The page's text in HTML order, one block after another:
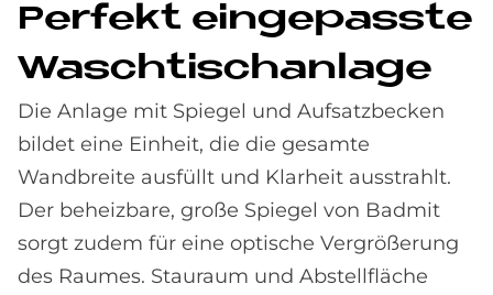
Per­fe­kt ein­ge­passte
Wasch­ti­sch­an­la­ge
Die Anlage mit Spiegel und Aufsatzbecken
bildet eine Einheit, die die gesamte
Wandbreite ausfüllt und Klarheit ausstrahlt.
Der beheizbare, große Spiegel von Badmit
sorgt zudem für eine optische Vergrößerung
des Raumes. Stauraum und Abstellfläche